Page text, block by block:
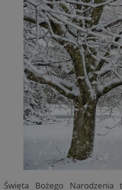
Święta Bożego Narodzenia